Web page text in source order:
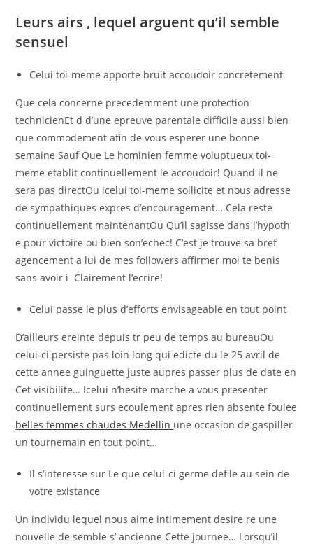
Leurs airs , lequel arguent qu’il semble
sensuel
Celui toi-meme apporte bruit accoudoir concretement
Que cela concerne precedemment une protection
technicienEt d d’une epreuve parentale difficile aussi bien
que commodement afin de vous esperer une bonne
semaine Sauf Que Le hominien femme voluptueux toi-
meme etablit continuellement le accoudoir! Quand il ne
sera pas directOu icelui toi-meme sollicite et nous adresse
de sympathiques expres d’encouragement… Cela reste
continuellement maintenantOu Qu’il sagisse dans l’hypoth
e pour victoire ou bien son’echec! C’est je trouve sa bref
agencement a lui de mes followers affirmer moi te benis
sans avoir i Clairement l’ecrire!
Celui passe le plus d’efforts envisageable en tout point
D’ailleurs ereinte depuis tr peu de temps au bureauOu
celui-ci persiste pas loin long qui edicte du le 25 avril de
cette annee guinguette juste aupres passer plus de date en
Cet visibilite… Icelui n’hesite marche a vous presenter
continuellement surs ecoulement apres rien absente foulee
belles femmes chaudes Medellin une occasion de gaspiller
un tournemain en tout point…
Il s’interesse sur Le que celui-ci germe defile au sein de
votre existance
Un individu lequel nous aime intimement desire re une
nouvelle de semble s’ ancienne Cette journee… Lorsqu’il